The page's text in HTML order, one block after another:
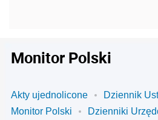
Monitor Polski
Akty ujednolicone
Dziennik
Monitor Polski
Dzienniki